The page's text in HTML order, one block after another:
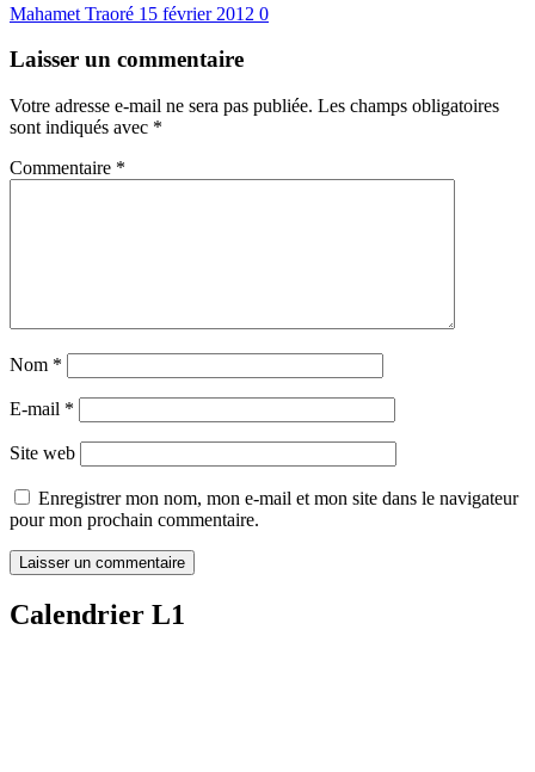
Mahamet Traoré 15 février 2012 0
Laisser un commentaire
Votre adresse e-mail ne sera pas publiée. Les champs obligatoires
sont indiqués avec *
Commentaire *
Nom *
E-mail *
Site web
Enregistrer mon nom, mon e-mail et mon site dans le navigateur
pour mon prochain commentaire.
Calendrier L1